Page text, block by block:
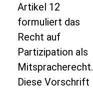
Artikel 12
formuliert das
Recht auf
Partizipation als
Mitspracherecht.
Diese Vorschrift